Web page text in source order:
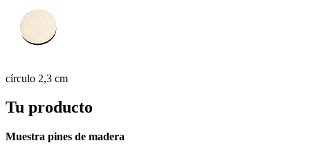
círculo 2,3 cm
Tu producto
Muestra pines de madera